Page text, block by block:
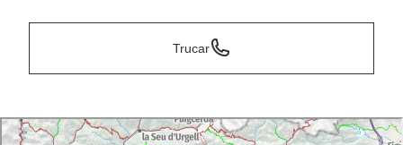
Trucar